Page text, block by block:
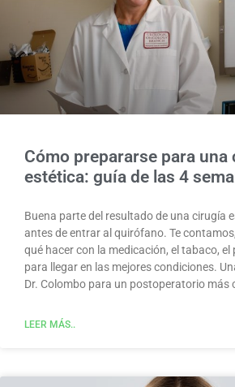
Cómo prepararse para una
estética: guía de las 4
Buena parte del resultado de una cirugía
antes de entrar al quirófano. Te
qué hacer con la medicación, el tabaco, el
para llegar en las mejores condiciones.
Dr. Colombo para un postoperatorio más
LEER MÁS..